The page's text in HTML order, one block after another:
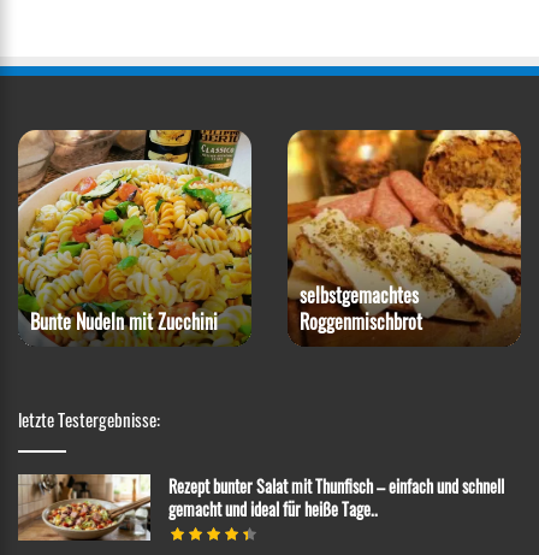
Rotkohl-Steak mit
Blumenkohlpüree
Paprika-Snack
letzte Testergebnisse:
Rezept bunter Salat mit Thunfisch – einfach und schnell
gemacht und ideal für heiße Tage..